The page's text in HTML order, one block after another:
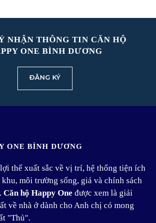
NHẬN THÔNG TIN CĂN HỘ
ONE BÌNH DƯƠNG
ĐĂNG KÝ
ONE BÌNH DƯƠNG
thế xuất sắc về vị trí, hệ thống tiện ích
môi trường sống, giá và chính sách
Căn hộ Happy One được xem là giải
về nhà ở dành cho Anh chị có mong
"Thủ".